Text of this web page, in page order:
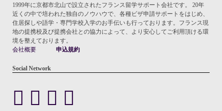
1999年に京都市北山で設立されたフランス留学サポート会社です。 20年
近くの中で培われた独自のノウハウで、各種ビザ申請サポートをはじめ、
住居探しや語学・専門学校入学のお手伝いも行っております。フランス現
地の提携校及び提携会社との協力によって、より安心してご利用頂ける環
境を整えております。
会社概要
申込規約
Social Network